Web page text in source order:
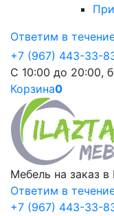
Ответим в
+7 (967) 443-33-
С 10:00 до 20:00,
Корзина0
Мебель на заказ
Ответим в
+7 (967) 443-33-